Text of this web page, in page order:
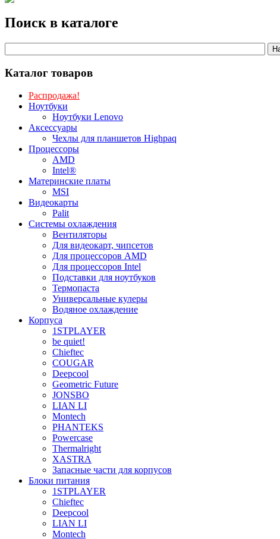
Поиск в каталоге
Каталог товаров
Распродажа!
Ноутбуки
Ноутбуки Lenovo
Аксессуары
Чехлы для планшетов Highpaq
Процессоры
AMD
Intel®
Материнские платы
MSI
Видеокарты
Palit
Системы охлаждения
Вентиляторы
Для видеокарт, чипсетов
Для процессоров AMD
Для процессоров Intel
Подставки для ноутбуков
Термопаста
Универсальные кулеры
Водяное охлаждение
Корпуса
1STPLAYER
be quiet!
Chieftec
COUGAR
Deepcool
Geometric Future
JONSBO
LIAN LI
Montech
PHANTEKS
Powercase
Thermalright
XASTRA
Запасные части для корпусов
Блоки питания
1STPLAYER
Chieftec
Deepcool
LIAN LI
Montech